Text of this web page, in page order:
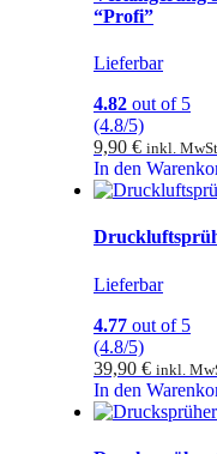
“Profi”
Lieferbar
4.82 out of 5
(4.8/5)
9,90 € inkl.
In den
Lieferbar
4.77 out of 5
(4.8/5)
39,90 € inkl.
In den